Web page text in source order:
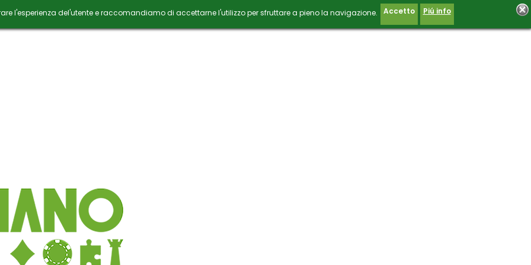
l'esperienza del'utente e raccomandiamo di accettarne l'utilizzo per sfruttare a pieno la navigazione. Accetto Piú info